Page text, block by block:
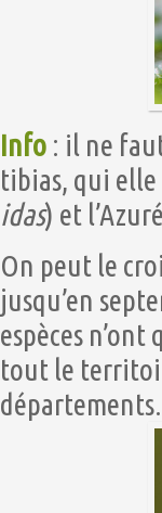
Info : il ne
tibias, qui elle
idas) et
On peut le
jusqu’en
espèces
tout le
départements.